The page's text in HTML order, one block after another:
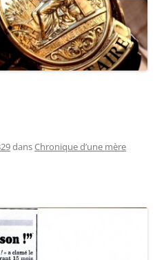
dansChronique d’une mère